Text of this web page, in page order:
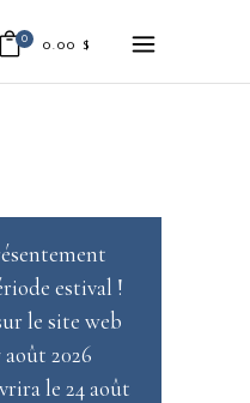
0 0.00 $
estival !
le site web
2026
le 24 août